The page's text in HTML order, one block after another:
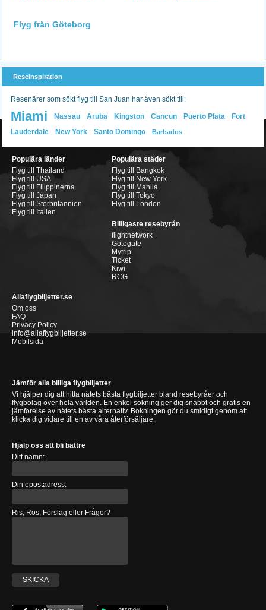
Flyg från Göteborg
Reseinspiration
Resenärer som sökt flyg till San Juan har även sökt till:
Miami Nassau Aruba Kingston Cancun Puerto Plata
Fort
Lauderdale
New York Santo Domingo Barbados
Populära länder
Flyg till Thailand
Flyg till USA
Flyg till Filippinerna
Flyg till Japan
Flyg till Storbritannien
Flyg till Italien
Populära städer
Flyg till Bangkok
Flyg till New York
Flyg till Manila
Flyg till Tokyo
Flyg till London
Billigaste resebyrån
flightnetwork
Gotogate
Mytrip
Ticket
Kiwi
RCG
Allaflygbiljetter.se
Om oss
FAQ
Privacy Policy
info@allaflygbiljetter.se
Mobilsida
Jämför alla billiga flygbiljetter
Vi hjälper dig att hitta nätets bästa flygbiljetter bland resebyråer och
flygbolag över hela världen. En enkel sökning ger dig snabbt och gratis en
jämförelse av nätets bästa alternativ. Bokningen gör du smidigt genom att
klicka dig vidare till en av våra återförsäljare.
Hjälp oss att bli bättre
Ditt namn:
Din epostadress:
Ris, Ros, Förslag eller Frågor?
SKICKA